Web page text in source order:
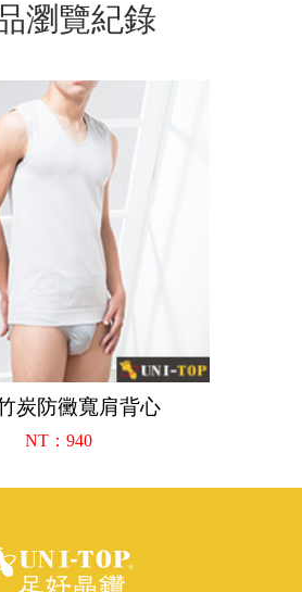
瀏覽紀錄
炭防黴寬肩背心
NT：940